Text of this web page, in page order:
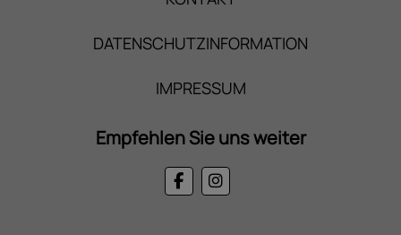
DATENSCHUTZINFORMATION
IMPRESSUM
Empfehlen Sie uns weiter